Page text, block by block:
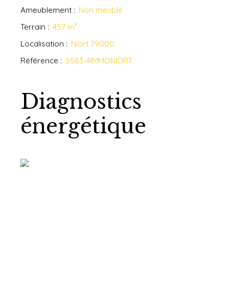
Ameublement : Non meublé
Terrain : 457 m²
Localisation : Niort 79000
Référence : 5583-4IMMONIORT
Diagnostics
énergétique